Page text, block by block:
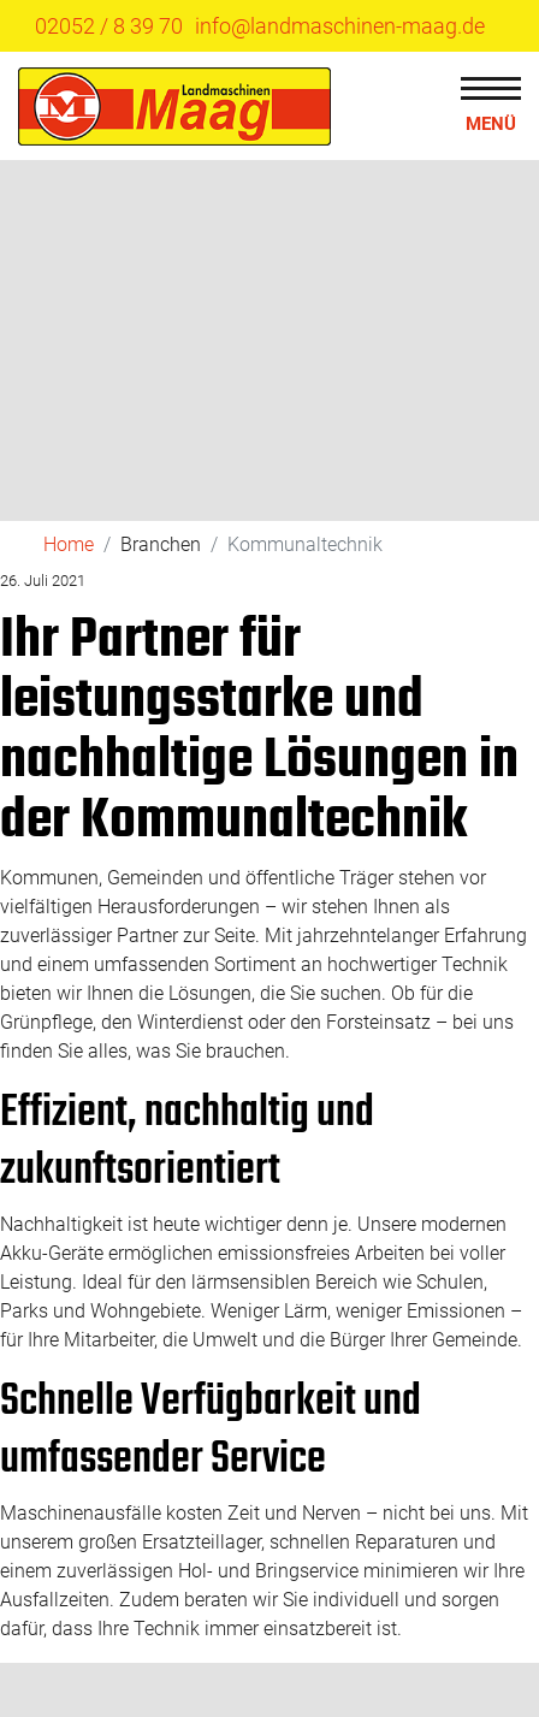
02052 / 8 39 70 info@landmaschinen-maag.de
Home Branchen Kommunaltechnik
26. Juli 2021
Ihr Partner für
leistungsstarke und
nachhaltige Lösungen in
der Kommunaltechnik
Kommunen, Gemeinden und öffentliche Träger stehen vor
vielfältigen Herausforderungen – wir stehen Ihnen als
zuverlässiger Partner zur Seite. Mit jahrzehntelanger Erfahrung
und einem umfassenden Sortiment an hochwertiger Technik
bieten wir Ihnen die Lösungen, die Sie suchen. Ob für die
Grünpflege, den Winterdienst oder den Forsteinsatz – bei uns
finden Sie alles, was Sie brauchen.
Effizient, nachhaltig und
zukunftsorientiert
Nachhaltigkeit ist heute wichtiger denn je. Unsere modernen
Akku-Geräte ermöglichen emissionsfreies Arbeiten bei voller
Leistung. Ideal für den lärmsensiblen Bereich wie Schulen,
Parks und Wohngebiete. Weniger Lärm, weniger Emissionen –
für Ihre Mitarbeiter, die Umwelt und die Bürger Ihrer Gemeinde.
Schnelle Verfügbarkeit und
umfassender Service
Maschinenausfälle kosten Zeit und Nerven – nicht bei uns. Mit
unserem großen Ersatzteillager, schnellen Reparaturen und
einem zuverlässigen Hol- und Bringservice minimieren wir Ihre
Ausfallzeiten. Zudem beraten wir Sie individuell und sorgen
dafür, dass Ihre Technik immer einsatzbereit ist.